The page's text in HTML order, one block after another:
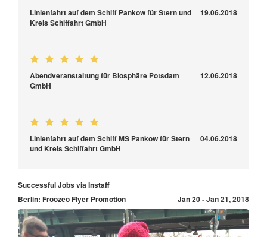
Linienfahrt auf dem Schiff Pankow für Stern und
Kreis Schiffahrt GmbH
19.06.2018
Abendveranstaltung für Biosphäre Potsdam
GmbH
12.06.2018
Linienfahrt auf dem Schiff MS Pankow für Stern
und Kreis Schiffahrt GmbH
04.06.2018
Successful Jobs via Instaff
Berlin: Froozeo Flyer Promotion
Jan 20 - Jan 21, 2018